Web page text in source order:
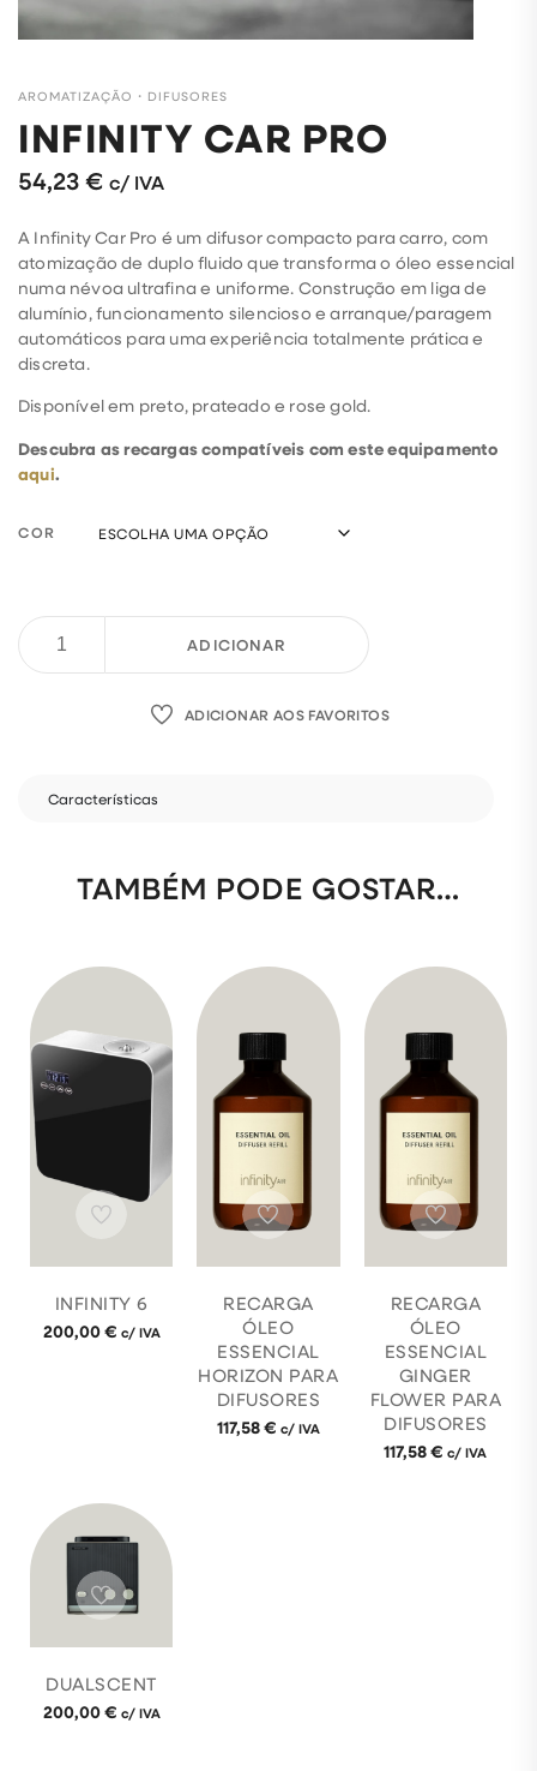
AROMATIZAÇÃO ・ DIFUSORES
INFINITY CAR PRO
54,23€ c/ IVA
A Infinity Car Pro é um difusor compacto para carro, com
atomização de duplo fluido que transforma o óleo essencial
numa névoa ultrafina e uniforme. Construção em liga de
alumínio, funcionamento silencioso e arranque/paragem
automáticos para uma experiência totalmente prática e
discreta.
Disponível em preto, prateado e rose gold.
Descubra as recargas compatíveis com este equipamento
aqui.
COR
ADICIONAR
ADICIONAR AOS FAVORITOS
Características
TAMBÉM PODE GOSTAR…
INFINITY 6
200,00€ c/ IVA
RECARGA
ÓLEO
ESSENCIAL
HORIZON PARA
DIFUSORES
117,58€ c/ IVA
RECARGA
ÓLEO
ESSENCIAL
GINGER
FLOWER PARA
DIFUSORES
117,58€ c/ IVA
DUALSCENT
200,00€ c/ IVA